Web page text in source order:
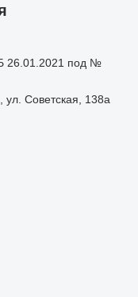
26.01.2021 под №
Советская, 138а